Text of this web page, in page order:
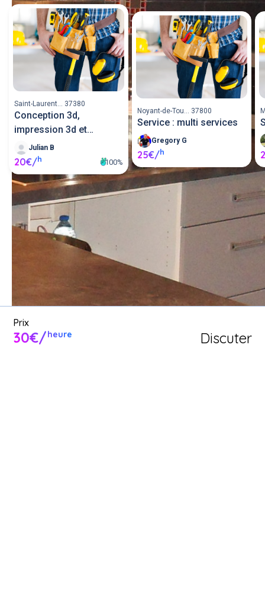
Discuter
Prix
30€/heure
Saint-Laurent... 37380
Conception 3d,
impression 3d et
modélis
Julian B
20€/h 100%
Noyant-de-Tou... 37800
Service : multi services
Gregory G
25€/h
Demande un service de
bricolage entre voisins ou
proposer mes services de
Poster une annonce